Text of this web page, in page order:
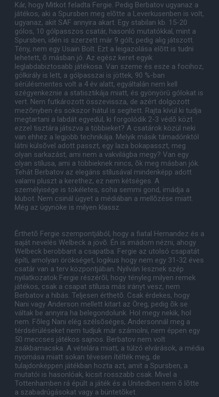
Kár, hogy Mitkot feladta Fergie. Pedig Berbatov ugyanaz a
játékos, aki a Spursben meg elõtte a Leverkusenben is volt,
ugyanaz, akit SAF annyira akart. Egy stabilan kb. 15-20
gólos, 10 gólpasszos csatár, hasonló mutatókkal, mint a
Spursben, idén is szerzett már 9 gólt, pedig alig játszott.
Tény, nem egy Usain Bolt. Ezt a leigazolása elõtt is tudni
lehetett, õ másban jó. Az egész keret egyik
leglabdabiztosabb játékosa. Van szeme és esze a focihoz,
gólkirály is lett, a gólpasszai is jöttek, 90 %-ban
sérülésmentes volt a 4 év alatt, egyáltalán nem kell
szégyenkeznie a statisztikája miatt, és gyönyörû gólokat is
vert. Nem futkározott összevissza, de azért dolgozott
mezõnyben és sokszor hátul is segített. Rajta kívül ki tudja
megtartani a labdát egyedül, ki forgolódik 2-3 védõ közt
ezzel tisztára játszva a többieket? A csatárok közül neki
van ehhez a legjobb technikája. Melyik másik támadónktól
látni külsõvel adott passzt, egy laza bokapasszt, meg
olyan sarkazást, ami nem a vakvilágba megy? Van egy
olyan stílusa, ami a többieknek nincs, õk meg másban jók.
Tehát Berbatov az elegáns stílusával mindenképp adott
valami pluszt a kerethez, ez nem kétséges. A
személyisége is tökéletes, soha semmi gond, imádja a
klubot. Nem csinál ügyet a médiában a mellõzése miatt.
Még az ügynöke is milyen klassz.
Érthetõ Fergie szempontjából, hogy a fiatal Hernandez és a
saját nevelés Welbeck a jövõ. Én is imádom nézni, ahogy
Welbeck berobbant a csapatba. Fergie az utolsó csapatát
építi, amolyan örökséget, logikus hogy nem egy 31-32 éves
csatár van a terv központjában. Nyilván lesznek szép
nyilatkozatok Fergie részérõl, hogy tényleg milyen remek
játékos, csak a csapat stílusa más irányt vesz, nem
Berbatov a hibás. Teljesen érthetõ. Csak érdekes, hogy
Nani vagy Anderson mellett kitart az Öreg, pedig õk se
váltak be annyira ha belegondolunk. Hol megy nekik, hol
nem. Fõleg Nani elég szélsõséges, Andersonnál meg a
térdsérüléseket nem tudjuk már számolni, nem éppen egy
50 meccses játékos sajnos. Berbatov nem volt
zsákbamacska. A vételára miatt, a túlzó elvárások, a média
nyomása miatt sokan tévesen ítélték meg, de
tulajdonképpen játékban hozta azt, amit a Spursben, a
mutatói is hasonlóak, kicsit rosszabb csak. Mivel a
Tottenhamben rá épült a játék és a Unitedben nem õ lõtte
a szabadrúgásokat vagy a büntetõket.